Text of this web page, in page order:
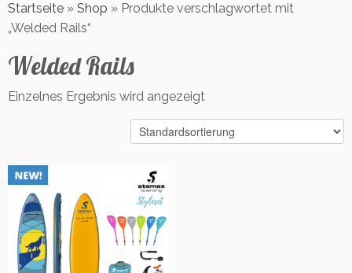
Startseite » Shop » Produkte verschlagwortet mit
„Welded Rails“
Welded Rails
Einzelnes Ergebnis wird angezeigt